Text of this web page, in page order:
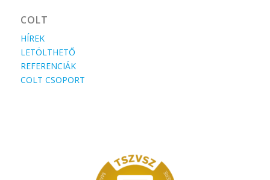
COLT
HÍREK
LETÖLTHETŐ
REFERENCIÁK
COLT CSOPORT